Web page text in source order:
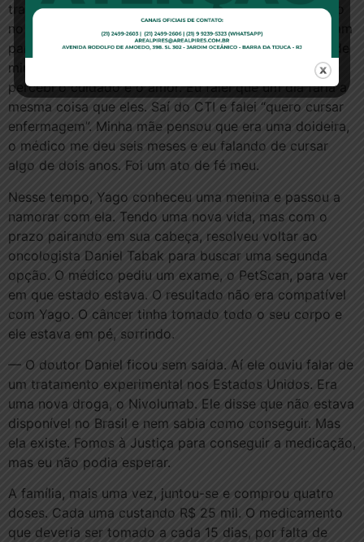
tranquei no quarto, fiquei depressivo. Foi nesse tempo
no CTI que aprendi sobre a vida. Os médicos só vinham
para me diagnosticar. Mas os enfermeiros cuidavam de
mim. Com aqueles enfermeiros cuidando de mim,
percebi o cuidado e o amor. Eu falei que um dia faria a
mesma coisa que eles. Saí do CTI e falei “quero cursar
enfermagem”. Minha mãe pensou que era uma doideira,
o médico me deu seis meses e eu falando de cursar
algo de dois anos. Foi um ato de fé meu.
Nesse tempo, Yago conheceu uma menina e passou a
namorar com ela. Tendo uma nova vida, mas com o
prazo pairando em sua cabeça, resolveu voltar ao
oncologista Daniel Tabak para buscar uma segunda
opção. O médico pediu um exame, o PetScan, para ver
em que estado estava. O resultado não era compatível
com Yago. O câncer tinha tomado todo o seu corpo e
ele estava em pé, sorrindo.
— O doutor Daniel ficou sem saída. Aí ele ouviu falar de
um tratamento experimental nos Estados Unidos. Era
uma nova droga, o Nivolumab. Ele disse que não estava
disponível no Brasil e nem sabia como conseguir. Mas
ela existe. Fomos à Justiça para conseguir a medicação,
mas eu não podia esperar.
A família, mais uma vez, juntou-se e comprou quatro
doses. Cada uma custando R$ 25 mil. O medicamento
que deveria ser tomado a cada 15 dias, por falta de